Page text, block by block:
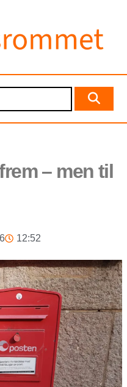
– men til
12:52